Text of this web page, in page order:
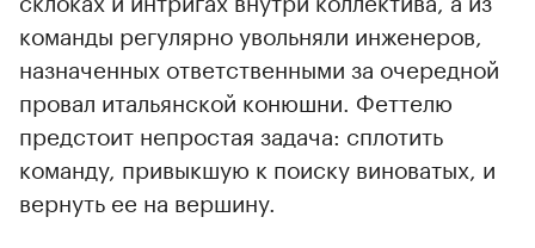
команды регулярно увольняли инженеров,
назначенных ответственными за очередной
провал итальянской конюшни. Феттелю
предстоит непростая задача: сплотить
команду, привыкшую к поиску виноватых, и
вернуть ее на вершину.